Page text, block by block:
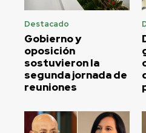
Destacado
Gobierno y
oposición
sostuvieron la
segunda jornada de
reuniones